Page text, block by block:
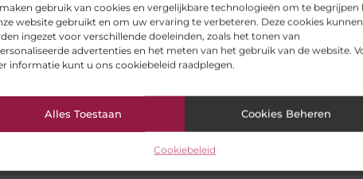
gebruik van cookies en vergelijkbare technologieën om te begrijpen
website gebruikt en om uw ervaring te verbeteren. Deze cookies kunnen
ingezet voor verschillende doeleinden, zoals het tonen van
advertenties en het meten van het gebruik van de website.
informatie kunt u ons cookiebeleid raadplegen.
Alles Toestaan Cookies Beheren
Cookiebeleid
elkaar vaak versterken. Als je werkt en leert tegelijk,
rondom jouw ontwikkeling. Andersom helpt een
vaardigheden, krijgt meer inzicht in procedures en
zorgt voor de basis: heldere afspraken die je houvast
en creëert toekomstperspectief. En dat is
een nieuwe stap in hun loopbaan: niet alleen een baan